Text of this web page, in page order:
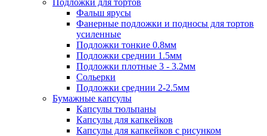
Подложки для тортов
Фальш ярусы
Фанерные подложки и подносы для тортов
усиленные
Подложки тонкие 0.8мм
Подложки среднии 1.5мм
Подложки плотные 3 - 3.2мм
Сольерки
Подложки среднии 2-2.5мм
Бумажные капсулы
Капсулы тюльпаны
Капсулы для капкейков
Капсулы для капкейков с рисунком